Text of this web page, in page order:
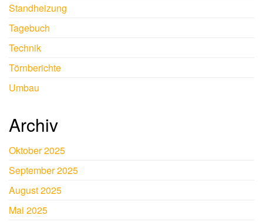
Standheizung
Tagebuch
Technik
Törnberichte
Umbau
Archiv
Oktober 2025
September 2025
August 2025
Mai 2025